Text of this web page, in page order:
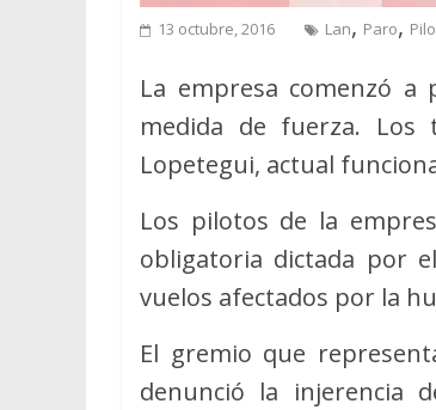
13 octubre, 2016 Lan, Paro,
La empresa comenzó
medida de fuerza. Los
Lopetegui, actual
Los pilotos de la
obligatoria dictada por
vuelos afectados por la
El gremio que
denunció la injerencia